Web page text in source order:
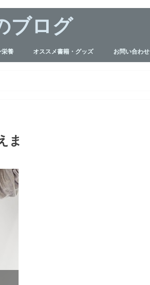
ブログ
栄養 オススメ書籍・グッズ お問い合わせ
ま